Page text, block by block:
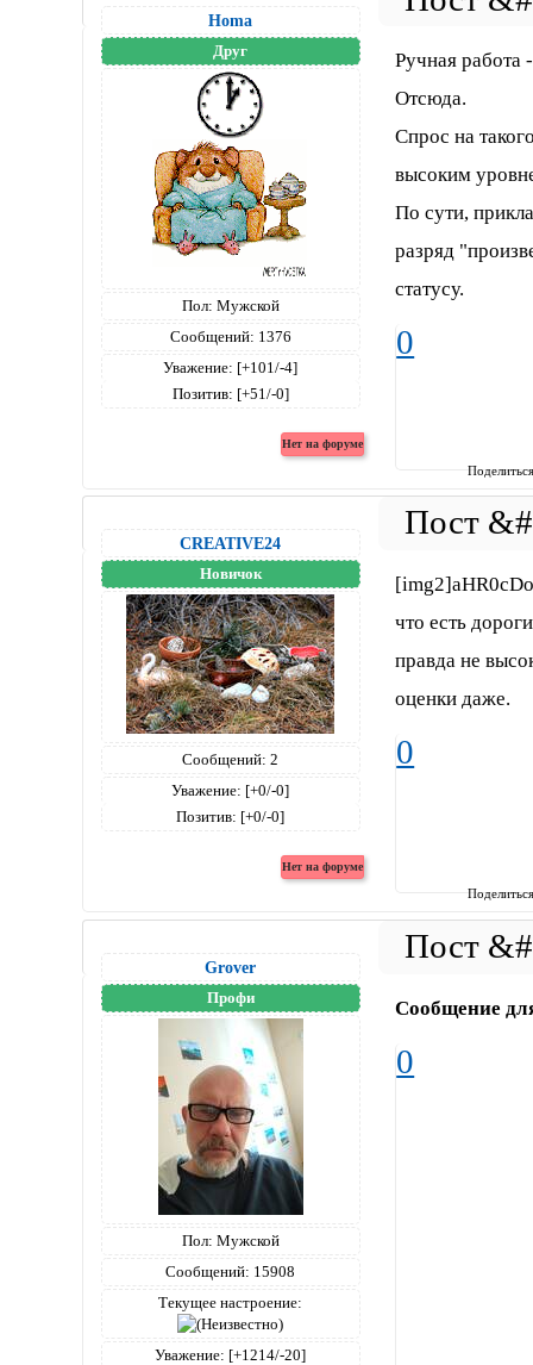
Homa
Друг
Пол: Мужской
Сообщений: 1376
Уважение: [+101/-4]
Позитив: [+51/-0]
Ручная работа
Отсюда.
Спрос на
высоким
По сути,
разряд
статусу.
0
CREATIVE24
Новичок
Сообщений: 2
Уважение: [+0/-0]
Позитив: [+0/-0]
что есть
правда не
оценки даже.
0
Grover
Профи
Пол: Мужской
Сообщений: 15908
Текущее настроение:
Уважение: [+1214/-20]
Сообщение
0